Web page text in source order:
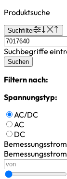
Produktsuche
Suchfilter
Suchbegriffe
Suchen
Filtern nach:
Spannungstyp:
AC/DC
AC
DC
Bemessungsstrom